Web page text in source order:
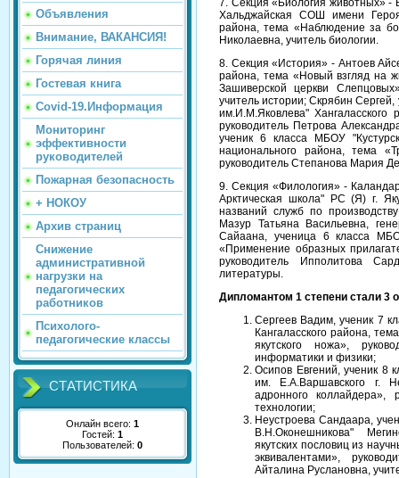
Объявления
Внимание, ВАКАНСИЯ!
Горячая линия
Гостевая книга
Covid-19.Информация
Мониторинг
эффективности
руководителей
Пожарная безопасность
+ НОКОУ
Архив страниц
Снижение
административной
нагрузки на
педагогических
работников
Психолого-
педагогические классы
СТАТИСТИКА
Онлайн всего: 1
Гостей: 1
Пользователей: 0
7. Секция «Биология животных» -
Хальджайская СОШ имени
района, тема «Наблюдение за
Николаевна, учитель биологии.
8. Секция «История» - Антоев
района, тема «Новый взгляд на
Зашиверской церкви
учитель истории; Скрябин
им.И.М.Яковлева"
руководитель Петрова
ученик 6 класса МБОУ
национального района, тема
руководитель Степанова Мария
9. Секция «Филология» -
Арктическая школа" РС (Я) г.
названий служб по
Мазур Татьяна Васильевна,
Сайаана, ученица 6 класса
«Применение образных
руководитель Ипполитова
литературы.
Дипломантом 1 степени стали 3
Сергеев Вадим, ученик 7
Кангаласского района,
якутского ножа»,
информатики и физики;
Осипов Евгений, ученик 8
им. Е.А.Варшавского г.
адронного коллайдера»,
технологии;
Неустроева Сандаара,
В.Н.Оконешникова"
якутских пословиц из
эквивалентами»,
Айталина Руслановна,